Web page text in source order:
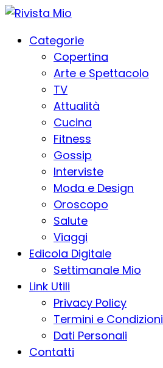
Categorie
Copertina
Arte e Spettacolo
TV
Attualità
Cucina
Fitness
Gossip
Interviste
Moda e Design
Oroscopo
Salute
Viaggi
Edicola Digitale
Settimanale Mio
Link Utili
Privacy Policy
Termini e Condizioni
Dati Personali
Contatti